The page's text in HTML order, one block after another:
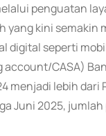
penguatan
yang kini
digital seperti
CASA)
menjadi lebih dari
Juni 2025,